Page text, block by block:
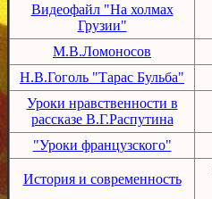
Видеофайл "На холмах
Грузии"
М.В.Ломоносов
Н.В.Гоголь "Тарас Бульба"
Уроки нравственности в
рассказе В.Г.Распутина
"Уроки французского"
История и современность